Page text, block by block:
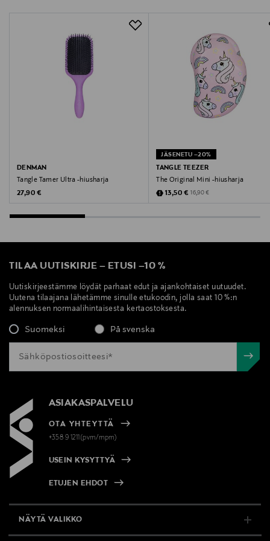
info@nordicbeautyimport.com
takkuharja, selvitysharja
DENMAN
Tangle Tamer Ultra -hiusharja
Original Price
27,90 €
JÄSENETU –20%
TANGLE TEEZER
The Original Mini -hiusharja
Discounted Price
13,50 € Original Price
16,90 €
TILAA UUTISKIRJE – ETUSI –10 %
Uutiskirjeestämme löydät parhaat edut ja ajankohtaiset uutuudet.
Uutena tilaajana lähetämme sinulle etukoodin, jolla saat 10 %:n
alennuksen normaalihintaisesta kertaostoksesta.
Suomeksi På svenska
ASIAKASPALVELU
OTA YHTEYTTÄ
+358 9 1211(pvm/mpm)
USEIN KYSYTTYÄ
ETUJEN EHDOT
NÄYTÄ VALIKKO